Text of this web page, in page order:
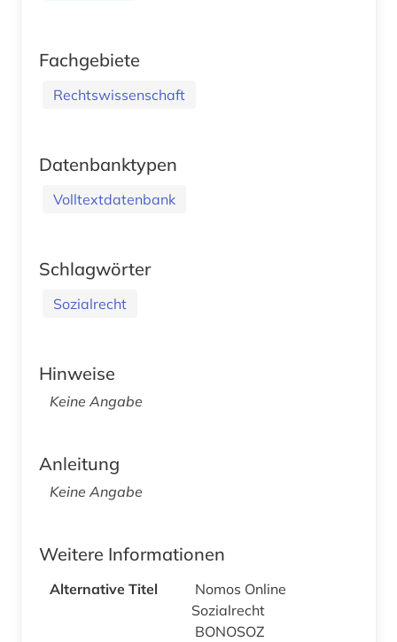
Fachgebiete
Rechtswissenschaft
Datenbanktypen
Volltextdatenbank
Schlagwörter
Sozialrecht
Hinweise
Keine Angabe
Anleitung
Keine Angabe
Weitere Informationen
Alternative Titel
Nomos Online
Sozialrecht
BONOSOZ